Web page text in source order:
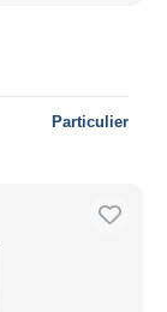
Particulier